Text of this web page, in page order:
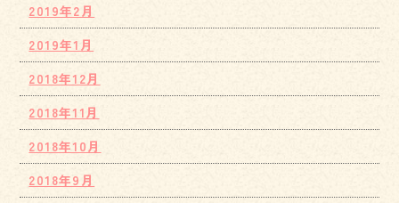
2019年2月
2019年1月
2018年12月
2018年11月
2018年10月
2018年9月